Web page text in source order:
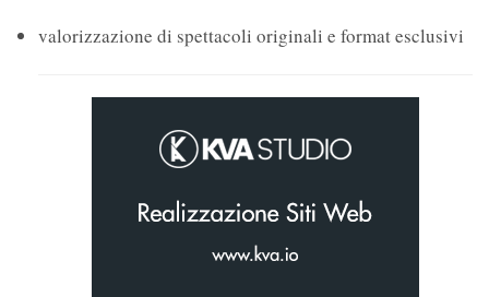
valorizzazione di spettacoli originali e format esclusivi